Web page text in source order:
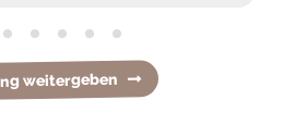
weitergeben